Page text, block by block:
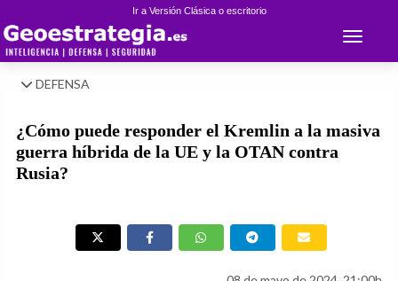
Ir a Versión Clásica o escritorio
Toggle
DEFENSA
¿Cómo puede responder el Kremlin a la masiva
guerra híbrida de la UE y la OTAN contra
Rusia?